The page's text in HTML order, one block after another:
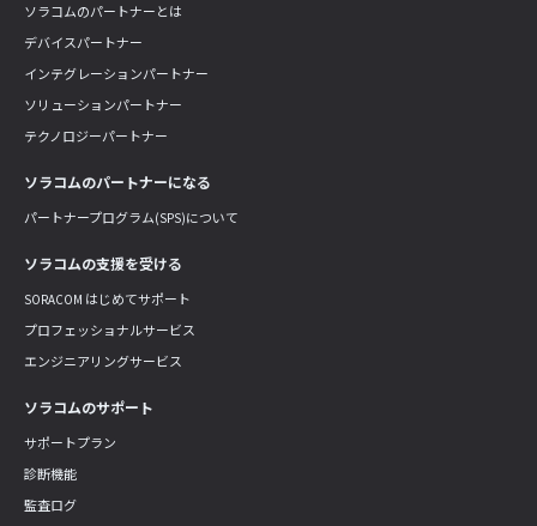
ソラコムのパートナーとは
デバイスパートナー
インテグレーションパートナー
ソリューションパートナー
テクノロジーパートナー
ソラコムのパートナーになる
パートナープログラム(SPS)について
ソラコムの支援を受ける
SORACOM はじめてサポート
プロフェッショナルサービス
エンジニアリングサービス
ソラコムのサポート
サポートプラン
診断機能
監査ログ